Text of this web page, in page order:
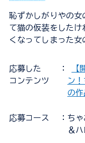
恥ずかしがりやの
て猫の仮装をしたけ
くなってしまった女
応募した
コンテンツ
：
【
ン
の作
応募コース
：ち
＆